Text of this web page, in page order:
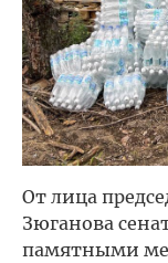
От лица
Зюганова
памятными